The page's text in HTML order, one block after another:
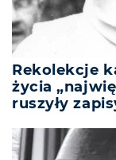
Rekolekcje
życia
ruszyły